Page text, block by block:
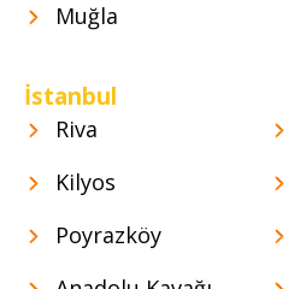
Muğla
İstanbul
Riva
Kilyos
Poyrazköy